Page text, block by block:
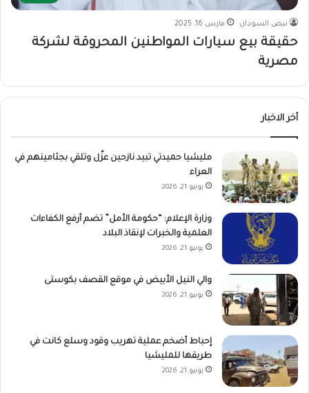
نبض السودان مارس 16, 2025
حقيقة بيع سيارات المواطنين المحروقة لشركة
مصرية
أخر الاخبار
مليشيا حميدتي تبيد نازحين عزّل وتلقي بجثامينهم في
العراء
يونيو 21, 2026
وزارة الإعلام: “حكومة الأمل” تضم أرفع الكفاءات
العلمية والخبرات لإنقاذ البلاد
يونيو 21, 2026
والي النيل الأبيض في موقع القصف بكوستى
يونيو 21, 2026
إحباط أضخم عملية تهريب وقود وسلع كانت في
طريقها للمليشيا
يونيو 21, 2026